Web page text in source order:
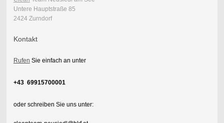
Untere Hauptstraße 85
2424 Zurndorf
Kontakt
Rufen Sie einfach an unter
+43 69915700001
oder schreiben Sie uns unter: